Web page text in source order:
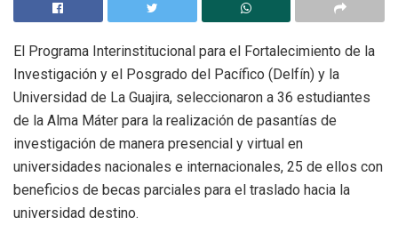
El Programa Interinstitucional para el Fortalecimiento de la
Investigación y el Posgrado del Pacífico (Delfín) y la
Universidad de La Guajira, seleccionaron a 36 estudiantes
de la Alma Máter para la realización de pasantías de
investigación de manera presencial y virtual en
universidades nacionales e internacionales, 25 de ellos con
beneficios de becas parciales para el traslado hacia la
universidad destino.